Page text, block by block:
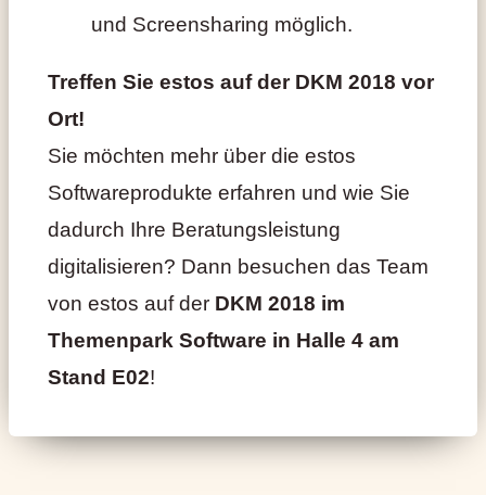
und Screensharing möglich.
Treffen Sie estos auf der DKM 2018 vor
Ort!
Sie möchten mehr über die estos
Softwareprodukte erfahren und wie Sie
dadurch Ihre Beratungsleistung
digitalisieren? Dann besuchen das Team
von estos auf der DKM 2018 im
Themenpark Software in Halle 4 am
Stand E02!